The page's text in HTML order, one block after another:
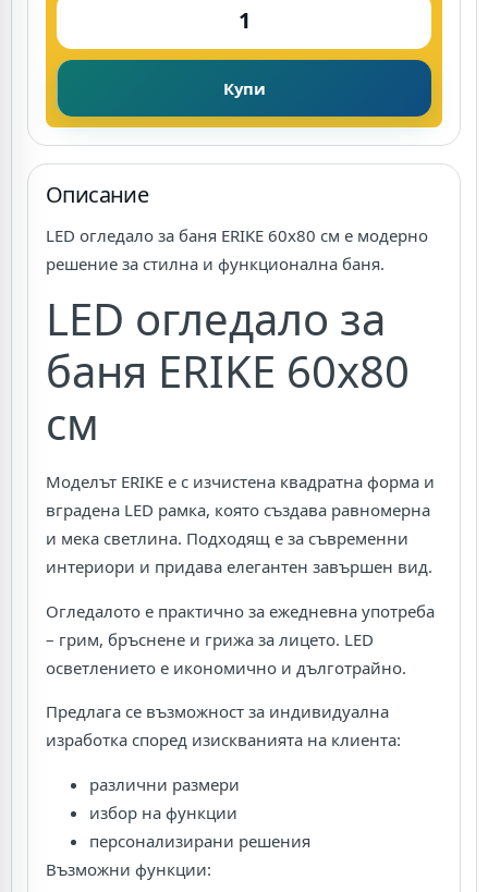
Купи
Описание
LED огледало за баня ERIKE 60x80 см е модерно
решение за стилна и функционална баня.
LED огледало за
баня ERIKE 60x80
см
Моделът ERIKE е с изчистена квадратна форма и
вградена LED рамка, която създава равномерна
и мека светлина. Подходящ е за съвременни
интериори и придава елегантен завършен вид.
Огледалото е практично за ежедневна употреба
– грим, бръснене и грижа за лицето. LED
осветлението е икономично и дълготрайно.
Предлага се възможност за индивидуална
изработка според изискванията на клиента:
различни размери
избор на функции
персонализирани решения
Възможни функции: